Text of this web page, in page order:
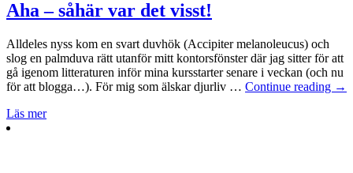
Aha – såhär var det visst!
Alldeles nyss kom en svart duvhök (Accipiter melanoleucus) och
slog en palmduva rätt utanför mitt kontorsfönster där jag sitter för att
gå igenom litteraturen inför mina kursstarter senare i veckan (och nu
för att blogga…). För mig som älskar djurliv … Continue reading →
Läs mer